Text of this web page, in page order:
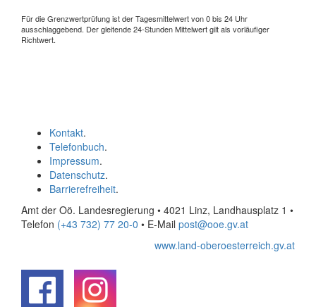
Für die Grenzwertprüfung ist der Tagesmittelwert von 0 bis 24 Uhr
ausschlaggebend. Der gleitende 24-Stunden Mittelwert gilt als vorläufiger
Richtwert.
Kontakt.
Telefonbuch.
Impressum.
Datenschutz.
Barrierefreiheit.
Amt der Oö. Landesregierung • 4021 Linz, Landhausplatz 1 •
Telefon (+43 732) 77 20-0 • E-Mail post@ooe.gv.at
www.land-oberoesterreich.gv.at